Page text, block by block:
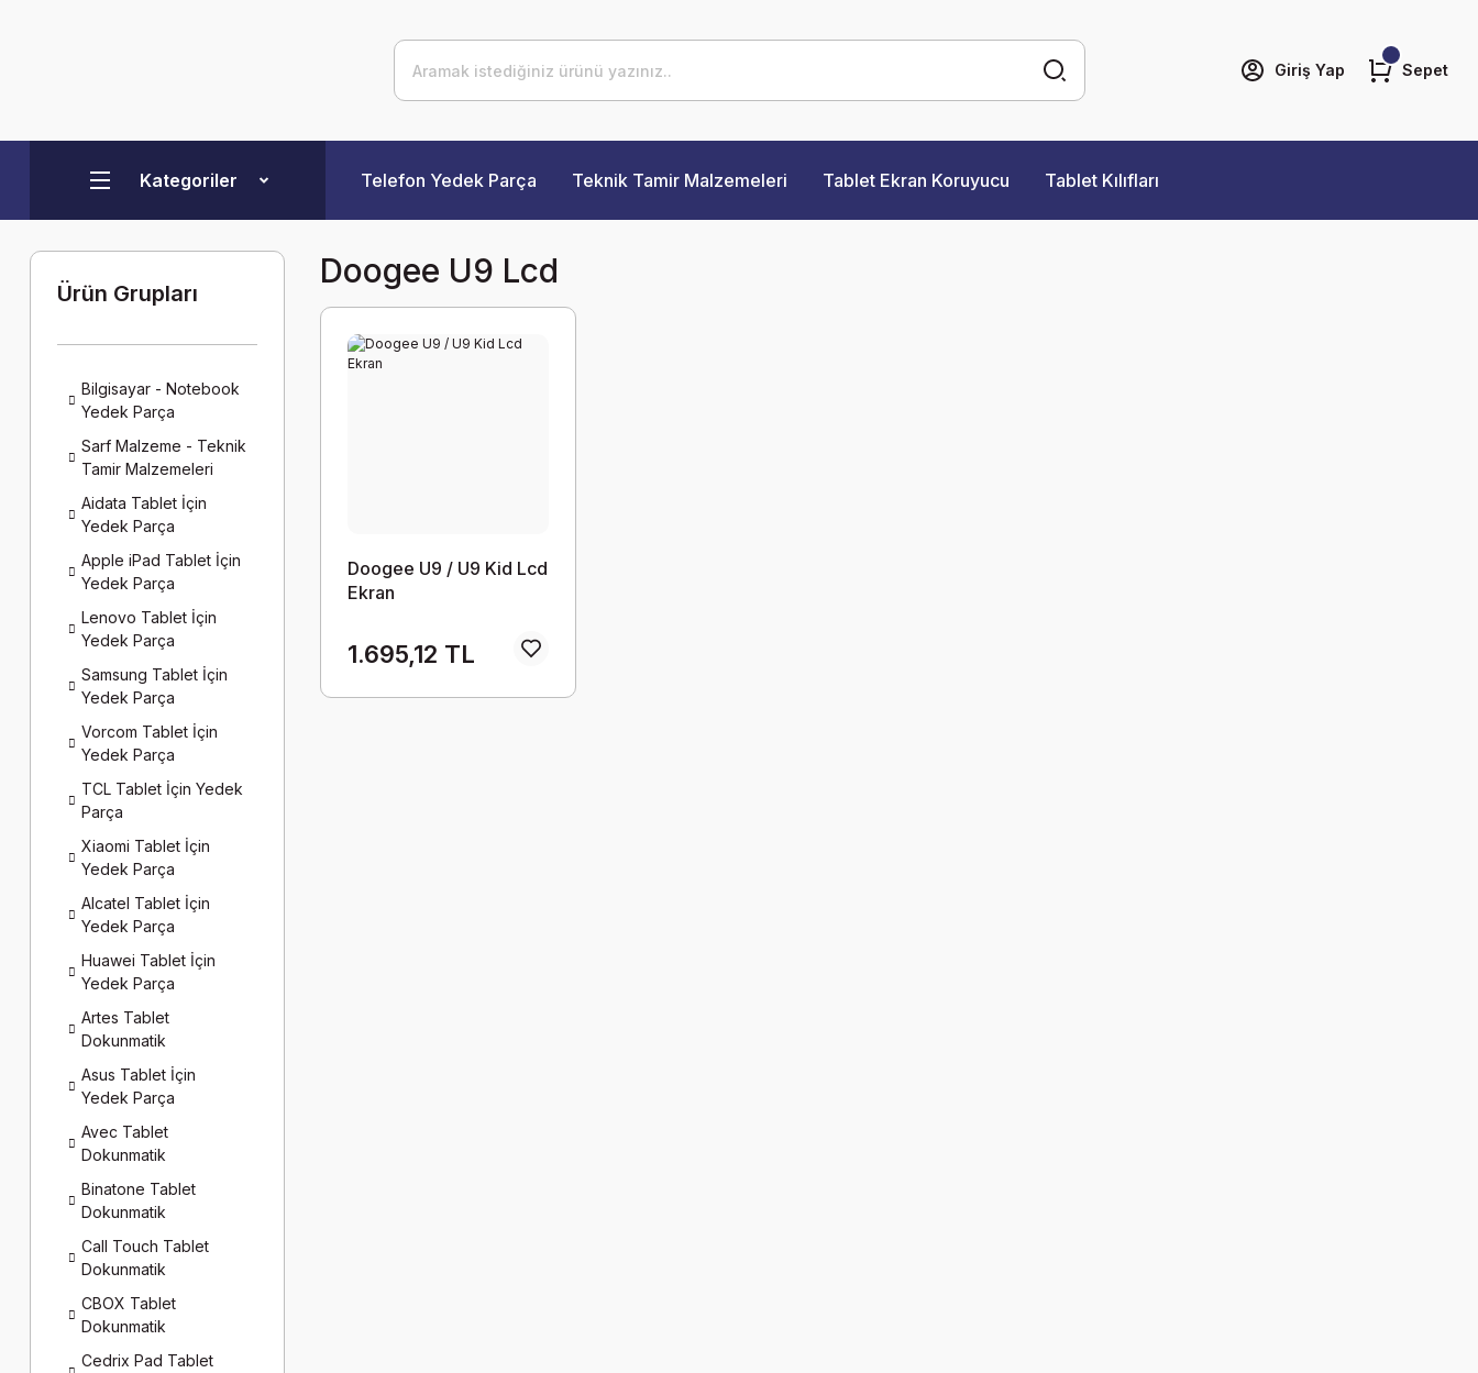
Giriş Yap Sepet
Kategoriler Telefon Yedek Parça Teknik Tamir Malzemeleri Tablet Ekran Koruyucu Tablet Kılıfları
Ürün Grupları
Bilgisayar - Notebook
Yedek Parça
Sarf Malzeme - Teknik
Tamir Malzemeleri
Aidata Tablet İçin
Yedek Parça
Apple iPad Tablet İçin
Yedek Parça
Lenovo Tablet İçin
Yedek Parça
Samsung Tablet İçin
Yedek Parça
Vorcom Tablet İçin
Yedek Parça
TCL Tablet İçin Yedek
Parça
Xiaomi Tablet İçin
Yedek Parça
Alcatel Tablet İçin
Yedek Parça
Huawei Tablet İçin
Yedek Parça
Artes Tablet
Dokunmatik
Asus Tablet İçin
Yedek Parça
Avec Tablet
Dokunmatik
Binatone Tablet
Dokunmatik
Call Touch Tablet
Dokunmatik
CBOX Tablet
Dokunmatik
Cedrix Pad Tablet
Doogee U9 Lcd
Doogee U9 / U9 Kid Lcd
Ekran
1.695,12 TL